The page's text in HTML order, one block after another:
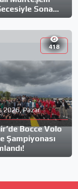
Sona
418
2026, Pazar
Bocce Volo
Şampiyonası